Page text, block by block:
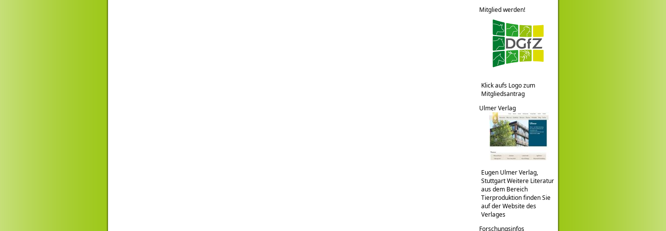
Mitglied werden!
Klick aufs Logo zum
Mitgliedsantrag
Ulmer Verlag
Eugen Ulmer Verlag,
Stuttgart Weitere Literatur
aus dem Bereich
Tierproduktion finden Sie
auf der Website des
Verlages
Forschungsinfos